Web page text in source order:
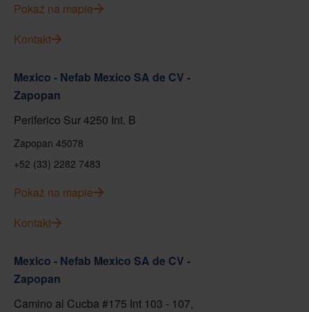
Pokaż na mapie
Kontakt
Mexico - Nefab Mexico SA de CV -
Zapopan
Periferico Sur 4250 Int. B
Zapopan 45078
+52 (33) 2282 7483
Pokaż na mapie
Kontakt
Mexico - Nefab Mexico SA de CV -
Zapopan
Camino al Cucba #175 Int 103 - 107,